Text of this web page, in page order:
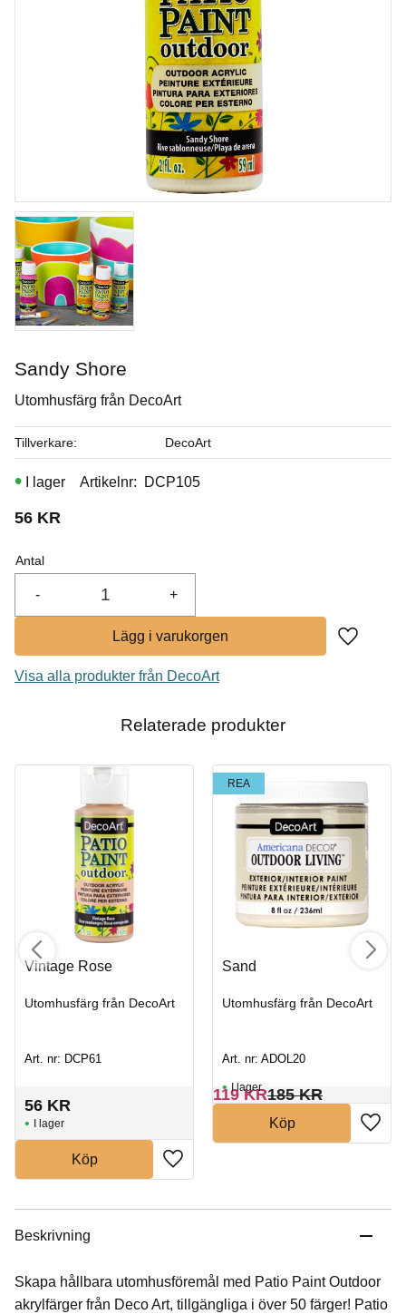
Berry
Akrylfärg Metallics
Art. nr: DA320
Sandy Shore
Utomhusfärg från DecoArt
56 KR
Antal
+
-
Lägg till
I lager Artikelnr DCP105
Tillverkare DecoArt
Visa alla produkter från DecoArt
Relaterade produkter
Vintage Rose
Utomhusfärg från DecoArt
Art. nr: DCP61
56 KR
I lager
Köp
REA
Sand
Utomhusfärg från DecoArt
Art. nr: ADOL20
119KR185KR
I lager
Köp
Beskrivning
Skapa hållbara utomhusföremål med Patio Paint Outdoor
akrylfärger från Deco Art, tillgängliga i över 50 färger! Patio